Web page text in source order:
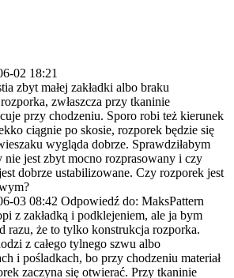
02 18:21
zbyt małej zakładki albo braku
zwłaszcza przy tkaninie
przy chodzeniu. Sporo robi też kierunek
ciągnie po skosie, rozporek będzie się
wygląda dobrze. Sprawdziłabym
nie jest zbyt mocno rozprasowany i czy
dobrze ustabilizowane. Czy rozporek jest
03 08:42 Odpowiedź do: MaksPattern
z zakładką i podklejeniem, ale ja bym
razu, że to tylko konstrukcja rozporka.
z całego tylnego szwu albo
i pośladkach, bo przy chodzeniu materiał
zaczyna się otwierać. Przy tkaninie